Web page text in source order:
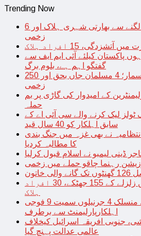
Trending Now
اسرائیل میں میزائل لگنے سے بھارتی شہری ہلاک اور 6
زخمی
15 افراد ہلاک
پاکستان کیلئے آئی ایم ایف سے
گفتگو اہم ہے، بلوم برگ
بھارت میں مدرسہ مسمار؛ 4 مسلمان جاں بحق اور 250
زخمی
کے امیدوار کی گاڑی پر بم
حملہ
لیک کرنے والے سی آئی اے کے
سابق اہلکار کو 40 سال قید
نے بھی غزہ میں جنگ بندی
کا مطالبہ کردیا
ڈینی لیمبو نے اسلام قبول کرلیا
رہنما چاقو حملے میں زخمی
خاتون
جاپان میں ایک دن میں زلزلے کے 155 جھٹکے، 30 افراد
ہلاک
چین؛ میزائل یونٹ سے منسلک 4 جرنیلوں سمیت 9 فوجی
اہلکارپارلیمنٹ سے برطرف
جنوبی افریقہ اسرائیل کیخلاف
عالمی عدالت پہنچ گیا